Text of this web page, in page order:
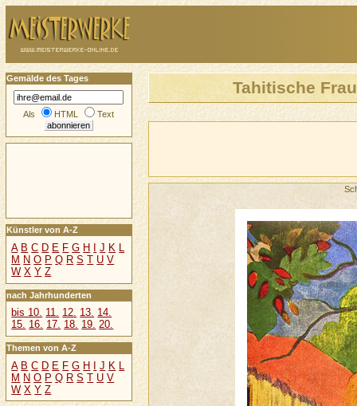
Tahitische
Gemälde des Tages
Als HTML Text
Künstler von A-Z
A B C D E F G H J K L
M N O P Q R S T U V
W X Y Z
nach Jahrhunderten
bis 10. 11. 12. 13. 14.
15. 16. 17. 18. 19. 20.
Themen von A-Z
A B C D E F G H I J K L
M N O P Q R S T U V
W X Y Z